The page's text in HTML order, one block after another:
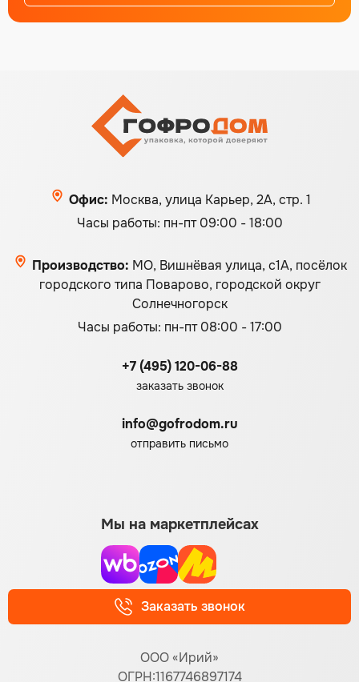
Офис: Москва, улица Карьер, 2А, стр. 1
Часы работы: пн-пт 09:00 - 18:00
Производство: МО, Вишнёвая улица, с1А, посёлок
городского типа Поварово, городской округ
Солнечногорск
Часы работы: пн-пт 08:00 - 17:00
+7 (495) 120-06-88
заказать звонок
info@gofrodom.ru
отправить письмо
ООО «Ирий»
ОГРН:1167746897174
Заказать звонок
Мы на маркетплейсах